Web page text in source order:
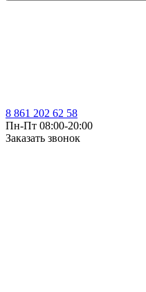
8 861 202 62 58
Пн-Пт 08:00-20:00
Заказать звонок